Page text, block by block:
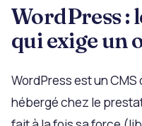
WordPress :
qui exige un
WordPress est un CMS
hébergé chez le